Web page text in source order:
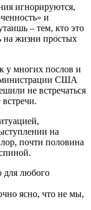
игнорируются,
и
– тем, кто это
на жизни простых
у многих послов и
США
не встречаться
на
почти половина
для любого
ясно, что не мы,